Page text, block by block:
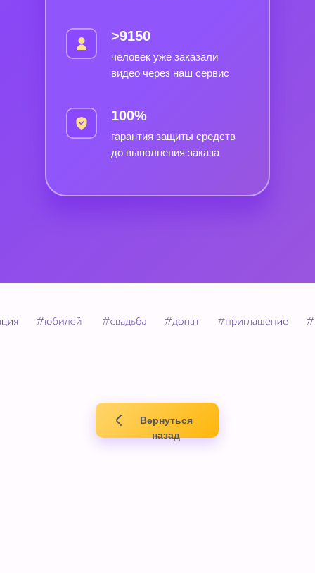
человек уже заказали
видео через наш сервис
>9150
гарантия защиты средств
до выполнения заказа
100%
Вернуться
назад